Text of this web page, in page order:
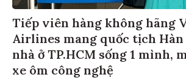
Tiếp viên hàng không hãng
Airlines mang quốc tịch Hàn
nhà ở TP.HCM sống 1 mình,
xe ôm công nghệ